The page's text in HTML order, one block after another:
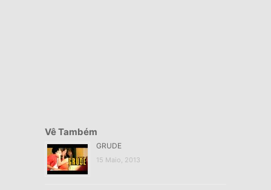
Vê Também
GRUDE
15 Maio, 2013